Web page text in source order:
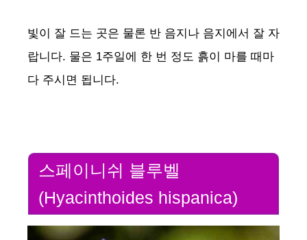
빛이 잘 드는 곳은 물론 반 음지나 음지에서 잘 자
랍니다. 물은 1주일에 한 번 정도 흙이 마를 때마
다 주시면 됩니다.
스페이니쉬 블루벨
(Hyacinthoides hispanica)